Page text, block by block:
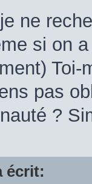
ne
si on
Toi-
pas
?
écrit: